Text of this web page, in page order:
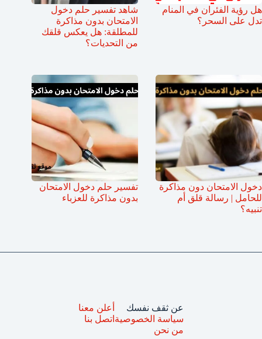
هل رؤية الفئران في المنام
تدل على السحر؟
شاهد تفسير حلم دخول
الامتحان بدون مذاكرة
للمطلقة: هل يعكس قلقك
من التحديات؟
دخول الامتحان دون مذاكرة
للحامل | رسالة قلق أم
تنبيه؟
تفسير حلم دخول الامتحان
بدون مذاكرة للعزباء
عن ثقف نفسك
سياسة الخصوصية
من نحن
أعلن معنا
اتصل بنا